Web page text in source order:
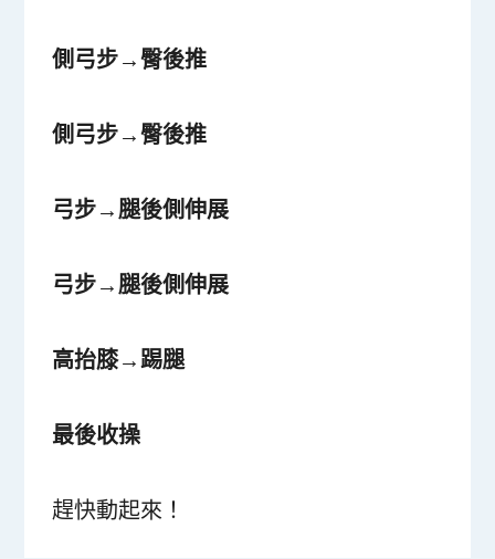
側弓步→臀後推
側弓步→臀後推
弓步→腿後側伸展
弓步→腿後側伸展
高抬膝→踢腿
最後收操
趕快動起來！